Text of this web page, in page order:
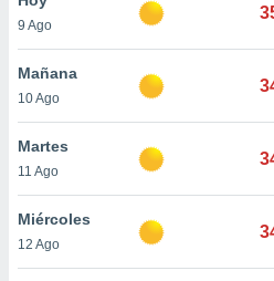
en
más
nuestra
de
9 Ago
Mañana
10 Ago
Martes
11 Ago
Miércoles
12 Ago